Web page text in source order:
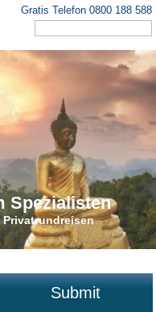
Gratis Telefon 0800 188 588
Spezialisten
in Asien
Kontinent
Submit